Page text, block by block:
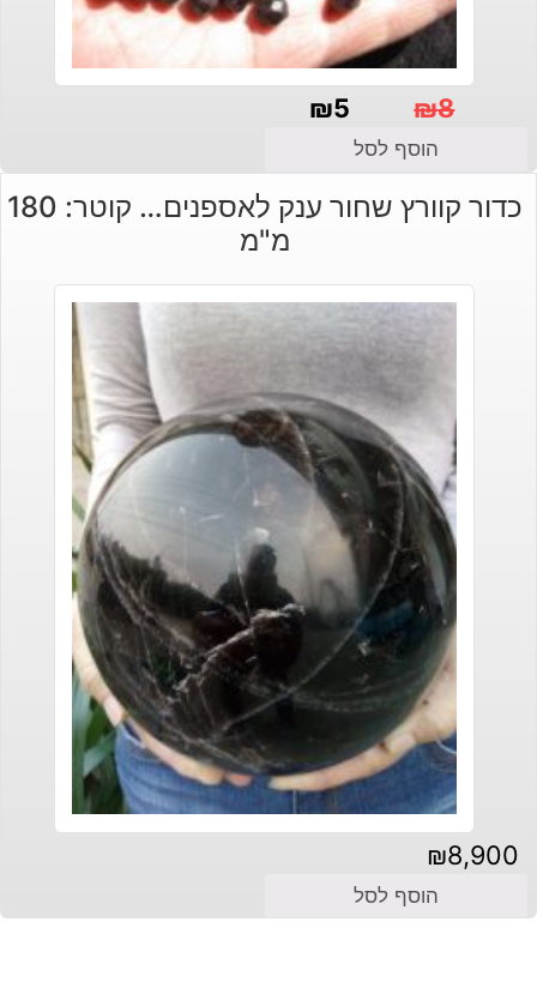
₪8
המקורי
היה:
₪5
הנוכחי
הוא:
הוסף לסל
כדור קוורץ שחור ענק לאספנים… קוטר: 180
מ"מ
₪8,900
הוסף לסל